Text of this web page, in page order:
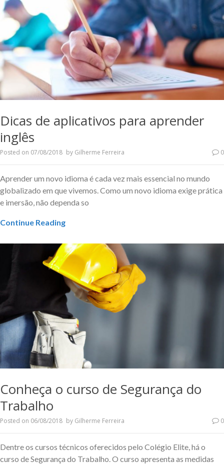
Dicas de aplicativos para aprender
inglês
Posted on 07/08/2018 by Gilherme Ferreira 0
Aprender um novo idioma é cada vez mais essencial no mundo
globalizado em que vivemos. Como um novo idioma exige prática
e imersão, não dependa so
Continue Reading
Conheça o curso de Segurança do
Trabalho
Posted on 06/08/2018 by Gilherme Ferreira 0
Dentre os cursos técnicos oferecidos pelo Colégio Elite, há o
curso de Segurança do Trabalho. O curso apresenta as medidas